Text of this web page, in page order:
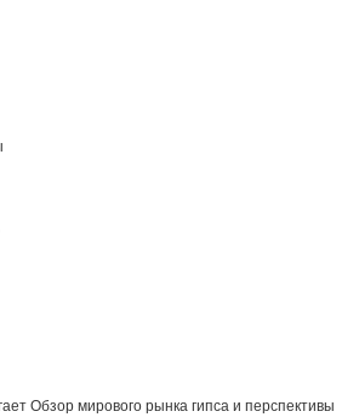
Обзор мирового рынка гипса и перспективы